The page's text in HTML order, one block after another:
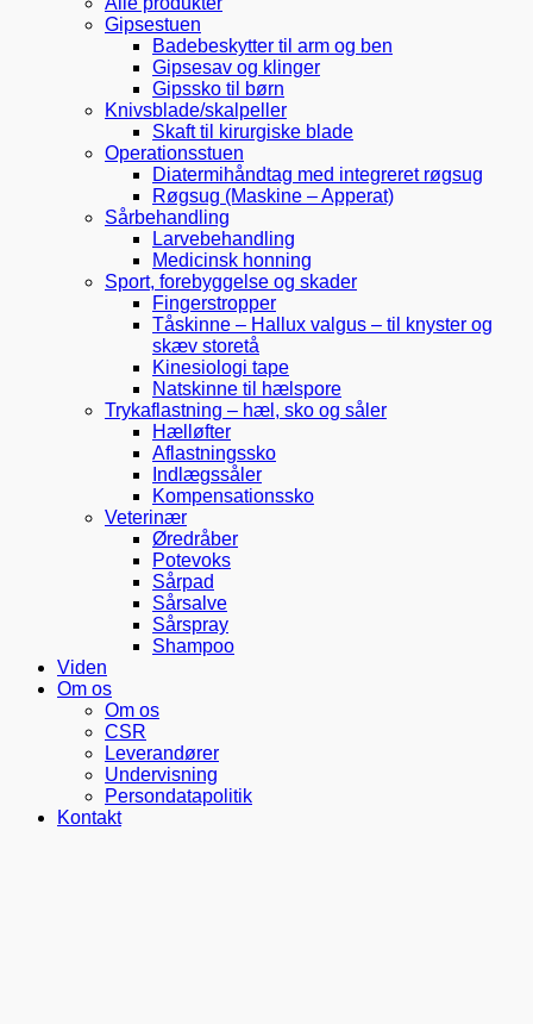
Gipsestuen
Badebeskytter til arm og ben
Gipsesav og klinger
Gipssko til børn
Knivsblade/skalpeller
Skaft til kirurgiske blade
Operationsstuen
Diatermihåndtag med integreret røgsug
Røgsug (Maskine – Apperat)
Sårbehandling
Larvebehandling
Medicinsk honning
Sport, forebyggelse og skader
Fingerstropper
Tåskinne – Hallux valgus – til knyster og
skæv storetå
Kinesiologi tape
Natskinne til hælspore
Trykaflastning – hæl, sko og såler
Hælløfter
Aflastningssko
Indlægssåler
Kompensationssko
Veterinær
Øredråber
Potevoks
Sårpad
Sårsalve
Sårspray
Shampoo
Viden
Om os
Om os
CSR
Leverandører
Undervisning
Persondatapolitik
Kontakt